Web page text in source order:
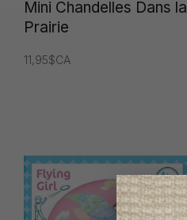
Mini Chandelles Dans la
Prairie
11,95$CA